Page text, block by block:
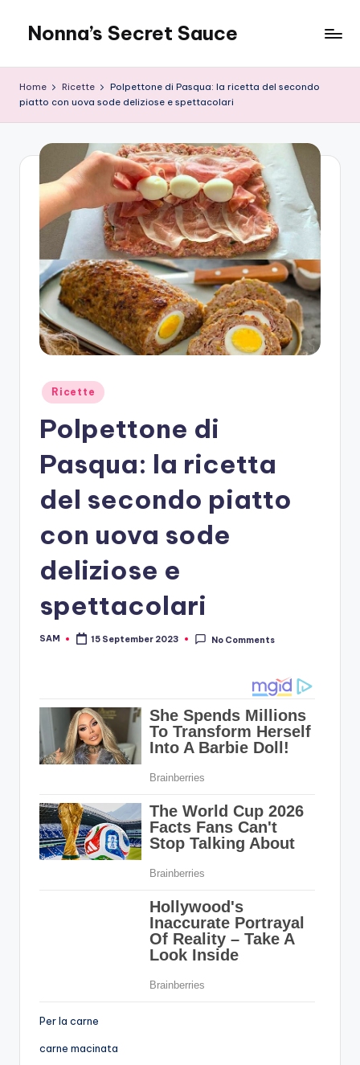
content
Nonna’s Secret Sauce
Home Ricette
Polpettone di Pasqua: la ricetta del secondo
piatto con uova sode deliziose e spettacolari
Posted
in
Ricette
Polpettone di
Pasqua: la ricetta
del secondo piatto
con uova sode
deliziose e
spettacolari
Posted
SAM 15 September 2023 No Comments
Per la carne
carne macinata